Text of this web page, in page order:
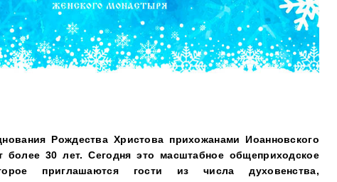
Рождества Христова прихожанами Иоанновского
более 30 лет. Сегодня это масштабное общеприходское
приглашаются гости из числа духовенства,